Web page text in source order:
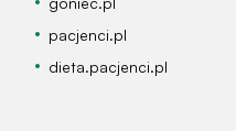
pacjenci.pl
dieta.pacjenci.pl